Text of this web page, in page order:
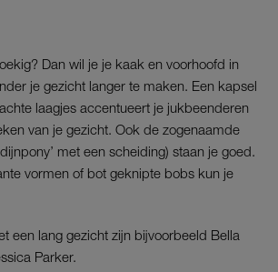
Dan wil je je kaak en voorhoofd in
je gezicht langer te maken. Een kapsel
laagjes accentueert je jukbeenderen
van je gezicht. Ook de zogenaamde
met een scheiding) staan je goed.
vormen of bot geknipte bobs kun je
een lang gezicht zijn bijvoorbeeld Bella
Parker.